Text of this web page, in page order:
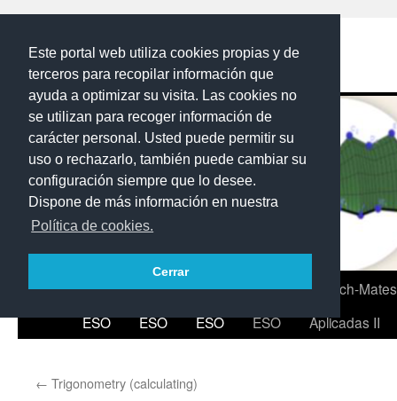
Este portal web utiliza cookies propias y de
terceros para recopilar información que
ayuda a optimizar su visita. Las cookies no
se utilizan para recoger información de
carácter personal. Usted puede permitir su
uso o rechazarlo, también puede cambiar su
configuración siempre que lo desee.
Dispone de más información en nuestra
Política de cookies.
Cerrar
contenido
Los flash de Sergiov
Inicio
4º
ESO
3º
ESO
2º
ESO
1º
ESO
2ºBach-Mates
Aplicadas II
← Trigonometry (calculating)